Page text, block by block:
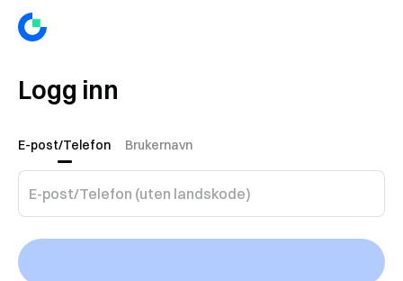
Logg inn
E-post/Telefon Brukernavn